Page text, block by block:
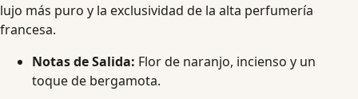
lujo más puro y la exclusividad de la alta perfumería
francesa.
Notas de Salida: Flor de naranjo, incienso y un
toque de bergamota.